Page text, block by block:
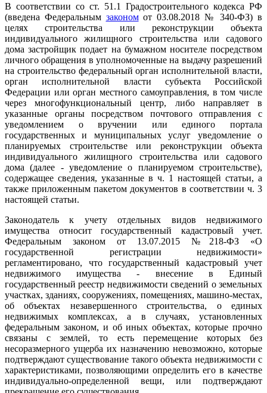
В соответствии со ст. 51.1 Градостроительного кодекса РФ
(введена Федеральным закономот 03.08.2018 № 340-ФЗ) в
целях строительства или реконструкции объекта
индивидуального жилищного строительства или садового
дома застройщик подает на бумажном носителе посредством
личного обращения в уполномоченные на выдачу разрешений
на строительство федеральный орган исполнительной власти,
орган исполнительной власти субъекта Российской
Федерации или орган местного самоуправления, в том числе
через многофункциональный центр, либо направляет в
указанные органы посредством почтового отправления с
уведомлением о вручении или единого портала
государственных и муниципальных услуг уведомление о
планируемых строительстве или реконструкции объекта
индивидуального жилищного строительства или садового
дома (далее - уведомление о планируемом строительстве),
содержащее сведения, указанные в ч. 1 настоящей статьи, а
также приложенным пакетом документов в соответствии ч. 3
настоящей статьи.
Законодатель к учету отдельных видов недвижимого
имущества относит государственный кадастровый учет.
Федеральным законом от 13.07.2015 №218-ФЗ «О
государственной регистрации недвижимости»
регламентировано, что государственный кадастровый учет
недвижимого имущества - внесение в Единый
государственный реестр недвижимости сведений о земельных
участках, зданиях, сооружениях, помещениях, машино-местах,
об объектах незавершенного строительства, о единых
недвижимых комплексах, а в случаях, установленных
федеральным законом, и об иных объектах, которые прочно
связаны с землей, то есть перемещение которых без
несоразмерного ущерба их назначению невозможно, которые
подтверждают существование такого объекта недвижимости с
характеристиками, позволяющими определить его в качестве
индивидуально-определенной вещи, или подтверждают